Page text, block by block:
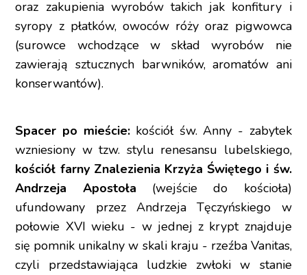
oraz zakupienia wyrobów takich jak konfitury i
syropy z płatków, owoców róży oraz pigwowca
(surowce wchodzące w skład wyrobów nie
zawierają sztucznych barwników, aromatów ani
konserwantów).
Spacer po mieście:kościół św. Anny - zabytek
wzniesiony w tzw. stylu renesansu lubelskiego,
kościół farny Znalezienia Krzyża Świętego i św.
Andrzeja Apostoła (wejście do kościoła)
ufundowany przez Andrzeja Tęczyńskiego w
połowie XVI wieku - w jednej z krypt znajduje
się pomnik unikalny w skali kraju - rzeźba Vanitas,
czyli przedstawiająca ludzkie zwłoki w stanie